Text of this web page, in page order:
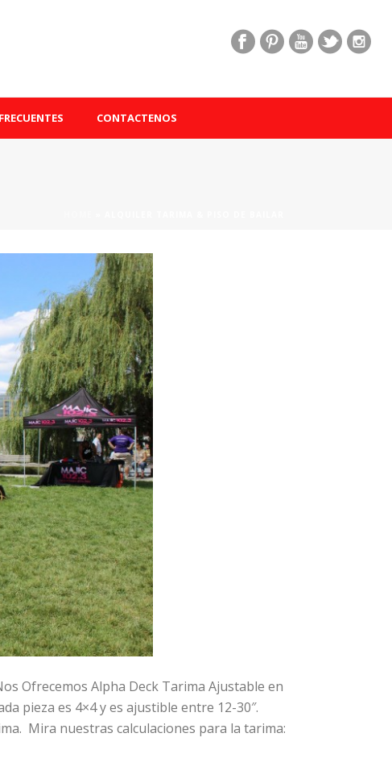
CONTACTENOS
Ofrecemos Alpha Deck Tarima Ajustable en
pieza es 4×4 y es ajustible entre 12-30″.
Mira nuestras calculaciones para la tarima: